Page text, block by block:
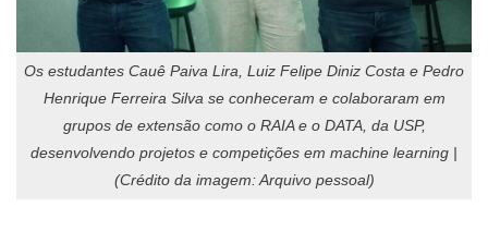
Os estudantes Cauê Paiva Lira, Luiz Felipe Diniz Costa e Pedro
Henrique Ferreira Silva se conheceram e colaboraram em
grupos de extensão como o RAIA e o DATA, da USP,
desenvolvendo projetos e competições em machine learning |
(Crédito da imagem: Arquivo pessoal)